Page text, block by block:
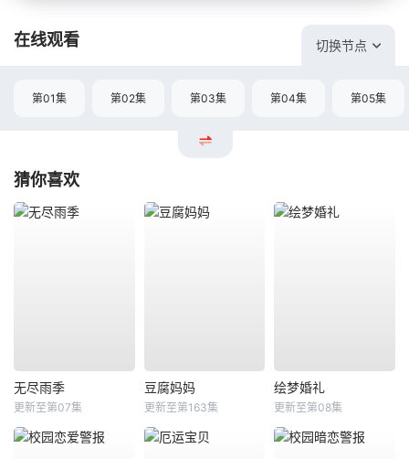
在线观看 切换节点
第01集 第02集 第03集 第04集 第05集
猜你喜欢
无尽雨季
更新至第07集
豆腐妈妈
更新至第163集
绘梦婚礼
更新至第08集